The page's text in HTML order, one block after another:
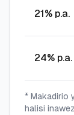
21% p.a.
24% p.a.
* Makadirio
halisi